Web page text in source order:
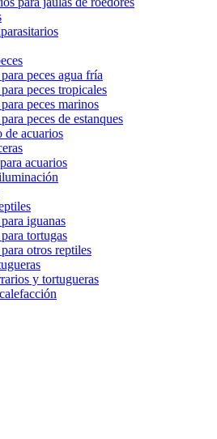
peces agua fría
peces tropicales
peces marinos
peces de estanques
de acuarios
acuarios
iguanas
tortugas
otros reptiles
y tortugueras